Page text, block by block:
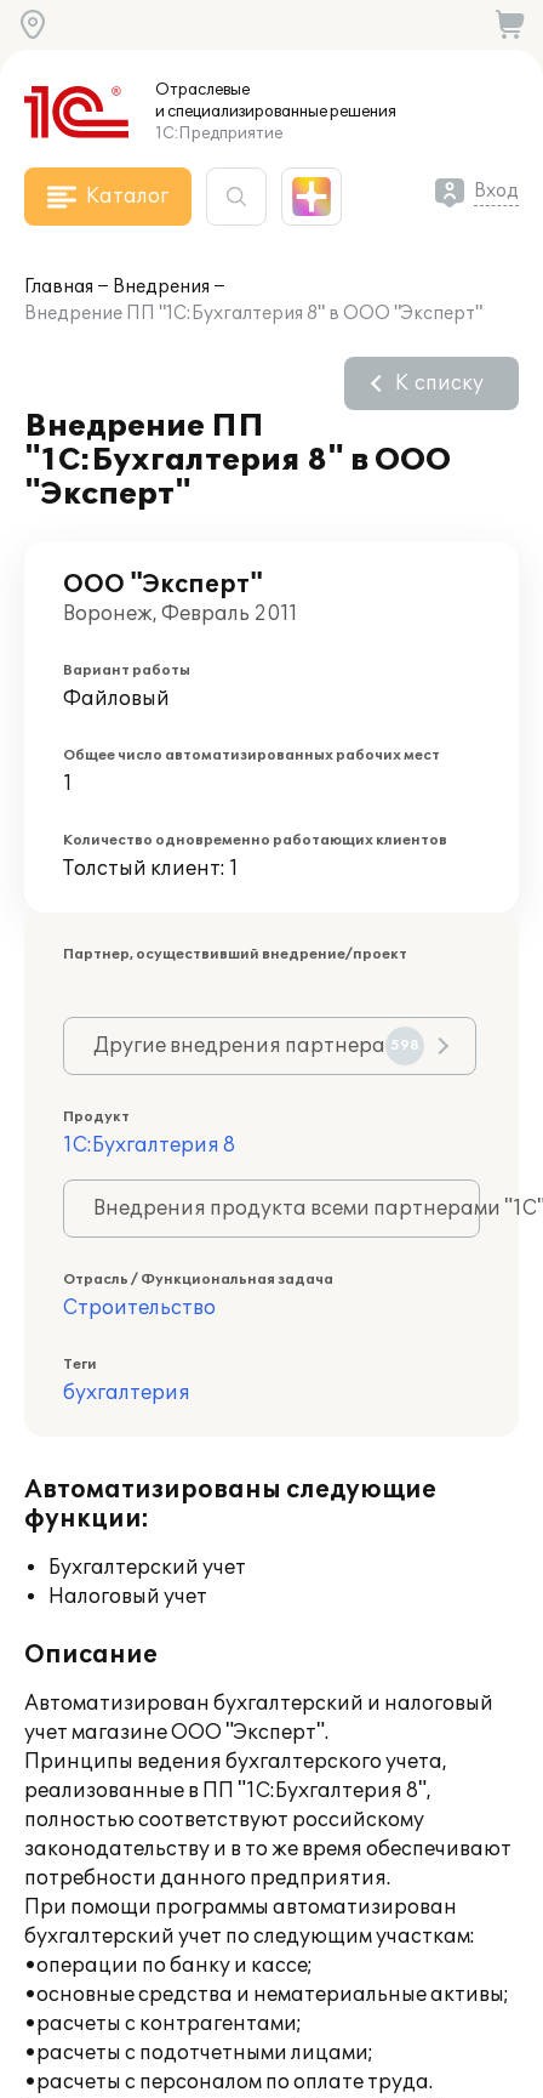
Отраслевые
и специализированныерешения
1С:Предприятие
Каталог Вход
Главная
Внедрения
Внедрение ПП "1С:Бухгалтерия 8" в ООО "Эксперт"
Внедрение ПП
"1С:Бухгалтерия 8" в ООО
"Эксперт"
К списку
ООО "Эксперт"
Воронеж, Февраль 2011
Вариант работы
Файловый
Общее число автоматизированных рабочих мест
1
Количество одновременно работающих клиентов
Толстый клиент: 1
Партнер, осуществивший внедрение/проект
Другие внедрения партнера 598
Продукт
1С:Бухгалтерия 8
Внедрения продукта всеми партнерами
Отрасль / Функциональная задача
Строительство
Теги
бухгалтерия
Автоматизированы следующие
функции:
Бухгалтерский учет
Налоговый учет
Описание
Автоматизирован бухгалтерский и налоговый
учет магазине ООО "Эксперт".
Принципы ведения бухгалтерского учета,
реализованные в ПП "1С:Бухгалтерия 8",
полностью соответствуют российскому
законодательству и в то же время обеспечивают
потребности данного предприятия.
При помощи программы автоматизирован
бухгалтерский учет по следующим участкам:
•операции по банку и кассе;
•основные средства и нематериальные активы;
•расчеты с контрагентами;
•расчеты с подотчетными лицами;
•расчеты с персоналом по оплате труда.